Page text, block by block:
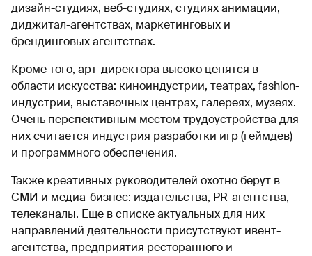
дизайн-студиях, веб-студиях, студиях анимации,
диджитал-агентствах, маркетинговых и
брендинговых агентствах.
Кроме того, арт-директора высоко ценятся в
области искусства: киноиндустрии, театрах, fashion-
индустрии, выставочных центрах, галереях, музеях.
Очень перспективным местом трудоустройства для
них считается индустрия разработки игр (геймдев)
и программного обеспечения.
Также креативных руководителей охотно берут в
СМИ и медиа-бизнес: издательства, PR-агентства,
телеканалы. Еще в списке актуальных для них
направлений деятельности присутствуют ивент-
агентства, предприятия ресторанного и